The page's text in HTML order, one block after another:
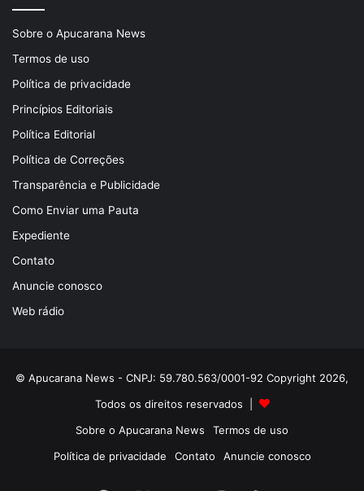
Sobre o Apucarana News
Termos de uso
Política de privacidade
Princípios Editoriais
Política Editorial
Política de Correções
Transparência e Publicidade
Como Enviar uma Pauta
Expediente
Contato
Anuncie conosco
Web rádio
© Apucarana News - CNPJ: 59.780.563/0001-92 Copyright 2026,
Todos os direitos reservados |
Sobre o Apucarana News
Termos de uso
Política de privacidade
Contato Anuncie conosco